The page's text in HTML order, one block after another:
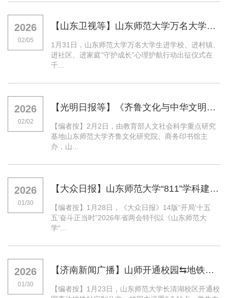
2026
02/05
【山东卫视等】山东师范大学万名大学生奔赴基层护航青少年健康成长
1月31日，山东师范大学万名大学生进学校、进村镇、
进社区、进家庭“守护成长”心理护航行动出征仪式在
千...
2026
02/02
【光明日报等】《齐鲁文化与中华文明学术文库》发布
【编者按】2月2日，由教育部人文社会科学重点研究
基地山东师范大学齐鲁文化研究院、商务印书馆主
办，山...
2026
01/30
【大众日报】山东师范大学“811”学科建设领航 奋力攻坚“冲一流”——学科“顶天立地” 步伐“脚踏实地...
【编者按】1月28日，《大众日报》14版“开局‘十五
五’奋斗正当时”2026年省两会特刊以《山东师范大
学“...
2026
01/30
【济南新闻广播】山师开通校园⇆地铁站定制公交，学生直呼“我们山师太棒了！”
【编者按】1月23日，山东师范大学长清湖校区开通校